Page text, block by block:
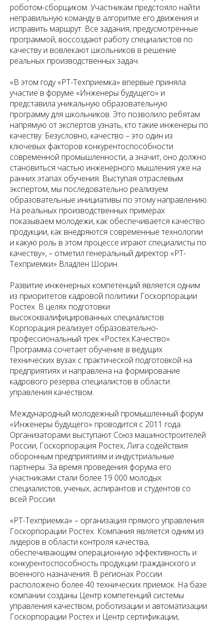
роботом-сборщиком. Участникам предстояло найти
неправильную команду в алгоритме его движения и
исправить маршрут. Все задания, предусмотренные
программой, воссоздают работу специалистов по
качеству и вовлекают школьников в решение
реальных производственных задач.
«В этом году «РТ-Техприемка» впервые приняла
участие в форуме «Инженеры будущего» и
представила уникальную образовательную
программу для школьников. Это позволило ребятам
напрямую от экспертов узнать, кто такие инженеры по
качеству. Безусловно, качество – это один из
ключевых факторов конкурентоспособности
современной промышленности, а значит, оно должно
становиться частью инженерного мышления уже на
ранних этапах обучения. Выступая отраслевым
экспертом, мы последовательно реализуем
образовательные инициативы по этому направлению.
На реальных производственных примерах
показываем молодежи, как обеспечивается качество
продукции, как внедряются современные технологии
и какую роль в этом процессе играют специалисты по
качеству», – отметил генеральный директор «РТ-
Техприемки» Владлен Шорин.
Развитие инженерных компетенций является одним
из приоритетов кадровой политики Госкорпорации
Ростех. В целях подготовки
высококвалифицированных специалистов
Корпорация реализует образовательно-
профессиональный трек «Ростех.Качество».
Программа сочетает обучение в ведущих
технических вузах с практической подготовкой на
предприятиях и направлена на формирование
кадрового резерва специалистов в области
управления качеством.
Международный молодежный промышленный форум
«Инженеры будущего» проводится с 2011 года.
Организаторами выступают Союз машиностроителей
России, Госкорпорация Ростех, Лига содействия
оборонным предприятиям и индустриальные
партнеры. За время проведения форума его
участниками стали более 19 000 молодых
специалистов, ученых, аспирантов и студентов со
всей России.
«РТ-Техприемка» – организация прямого управления
Госкорпорации Ростех. Компания является одним из
лидеров в области контроля качества,
обеспечивающим операционную эффективность и
конкурентоспособность продукции гражданского и
военного назначения. В регионах России
расположено более 40 технических приемок. На базе
компании созданы Центр компетенций системы
управления качеством, роботизации и автоматизации
Госкорпорации Ростех и Центр сертификации,